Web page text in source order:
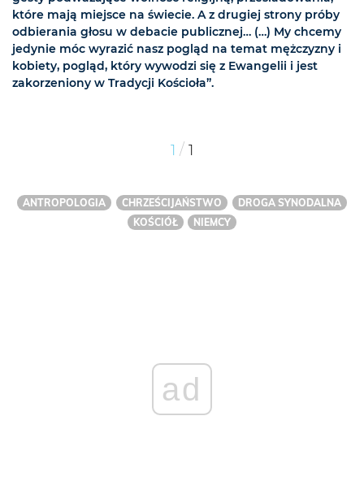
które mają miejsce na świecie. A z drugiej strony próby
odbierania głosu w debacie publicznej… (…) My chcemy
jedynie móc wyrazić nasz pogląd na temat mężczyzny i
kobiety, pogląd, który wywodzi się z Ewangelii i jest
zakorzeniony w Tradycji Kościoła”.
1 / 1
ANTROPOLOGIA CHRZEŚCIJAŃSTWO
DROGA SYNODALNA
KOŚCIÓŁ
NIEMCY
ad